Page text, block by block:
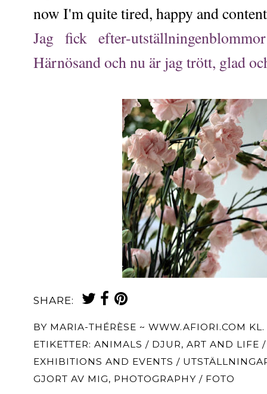
now I'm quite tired, happy and
Jag fick efter-
Härnösand och nu är jag trött, glad
SHARE:
BY MARIA-THÉRÈSE ~ WWW.AFIORI.COM KL.
ETIKETTER: ANIMALS / DJUR, ART AND LIFE
EXHIBITIONS AND EVENTS /
GJORT AV MIG, PHOTOGRAPHY / FOTO